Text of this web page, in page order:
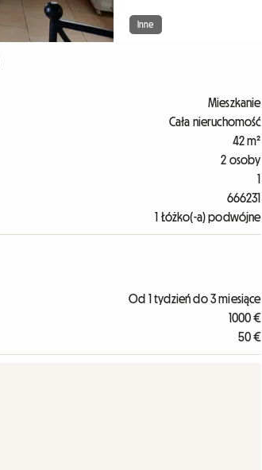
Inne
Mieszkanie
Cała nieruchomość
42 m²
2 osoby
1
666231
1 Łóżko(-a) podwójne
Od 1 tydzień do 3 miesiące
1000 €
50 €